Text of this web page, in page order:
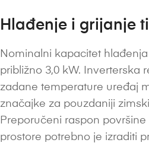
Hlađenje i grijanje
Nominalni kapacitet
približno 3,0 kW. Inverterska
zadane temperature uređaj
značajke za pouzdaniji
Preporučeni raspon
prostore potrebno je izraditi